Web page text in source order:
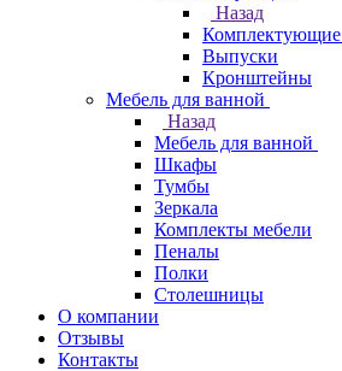
Назад
Комплектующие
Выпуски
Кронштейны
Мебель для ванной
Назад
Мебель для ванной
Шкафы
Тумбы
Зеркала
Комплекты мебели
Пеналы
Полки
Столешницы
О компании
Отзывы
Контакты